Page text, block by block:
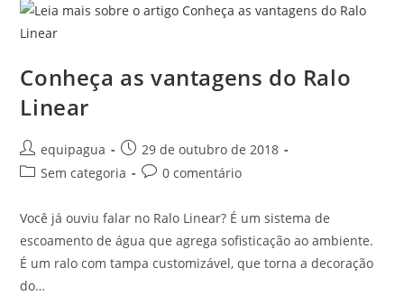
Conheça as vantagens do Ralo
Linear
equipagua
29 de outubro de 2018
Sem categoria
0 comentário
Você já ouviu falar no Ralo Linear? É um sistema de
escoamento de água que agrega sofisticação ao ambiente.
É um ralo com tampa customizável, que torna a decoração
do…